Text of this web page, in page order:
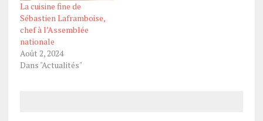
La cuisine fine de
Sébastien Laframboise,
chef à l’Assemblée
nationale
Août 2, 2024
Dans "Actualités"